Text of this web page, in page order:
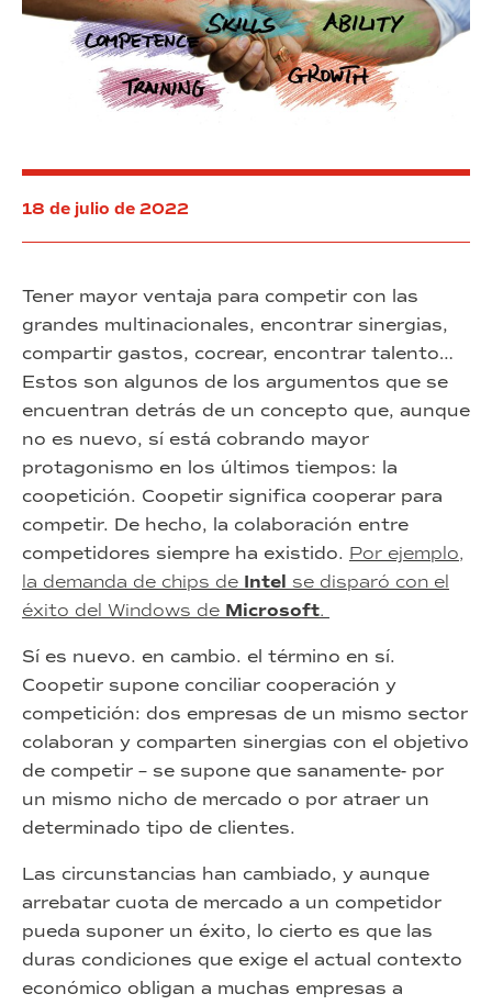
18 de julio de 2022
Tener mayor ventaja para competir con las
grandes multinacionales, encontrar sinergias,
compartir gastos, cocrear, encontrar talento…
Estos son algunos de los argumentos que se
encuentran detrás de un concepto que, aunque
no es nuevo, sí está cobrando mayor
protagonismo en los últimos tiempos: la
coopetición. Coopetir significa cooperar para
competir. De hecho, la colaboración entre
competidores siempre ha existido. Por ejemplo,
la demanda de chips de Intel se disparó con el
éxito del Windows de Microsoft.
Sí es nuevo. en cambio. el término en sí.
Coopetir supone conciliar cooperación y
competición: dos empresas de un mismo sector
colaboran y comparten sinergias con el objetivo
de competir – se supone que sanamente- por
un mismo nicho de mercado o por atraer un
determinado tipo de clientes.
Las circunstancias han cambiado, y aunque
arrebatar cuota de mercado a un competidor
pueda suponer un éxito, lo cierto es que las
duras condiciones que exige el actual contexto
económico obligan a muchas empresas a
un
nuevo
proyecto